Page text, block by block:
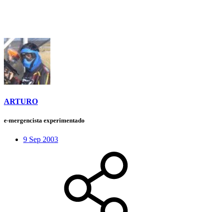
ARTURO
e-mergencista experimentado
9 Sep 2003